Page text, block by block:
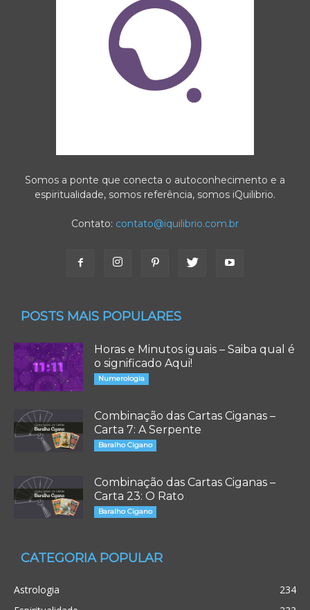
Somos a ponte que conecta o autoconhecimento e a
espiritualidade, somos referência, somos iQuilibrio.
Contato: contato@iquilibrio.com.br
POSTS MAIS POPULARES
Horas e Minutos iguais – Saiba qual é
o significado Aqui!
Numerologia
Combinação das Cartas Ciganas –
Carta 7: A Serpente
Baralho Cigano
Combinação das Cartas Ciganas –
Carta 23: O Rato
Baralho Cigano
CATEGORIA POPULAR
Astrologia
234